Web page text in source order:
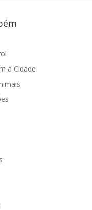
a Cidade